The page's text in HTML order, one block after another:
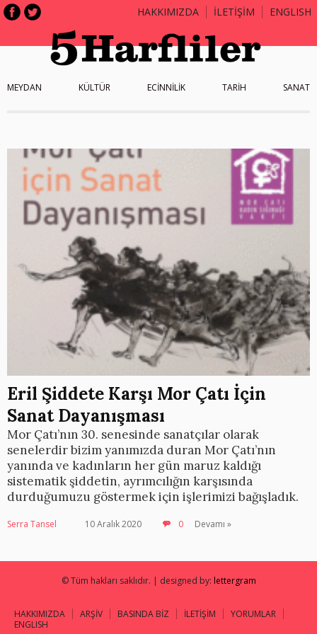
HAKKIMIZDA İLETİŞİM ENGLISH
MEYDAN KÜLTÜR ECİNNİLİK TARİH SANAT
Eril Şiddete Karşı Mor Çatı İçin
Sanat Dayanışması
Mor Çatı’nın 30. senesinde sanatçılar olarak
senelerdir bizim yanımızda duran Mor Çatı’nın
yanında ve kadınların her gün maruz kaldığı
sistematik şiddetin, ayrımcılığın karşısında
durduğumuzu göstermek için işlerimizi bağışladık.
Serra Tansel 10 Aralık 2020 0 Devamı »
© Tüm hakları saklıdır. | designed by: lettergram
HAKKIMIZDA ARŞİV BASINDA BİZ İLETİŞİM
YORUMLAR
ENGLISH